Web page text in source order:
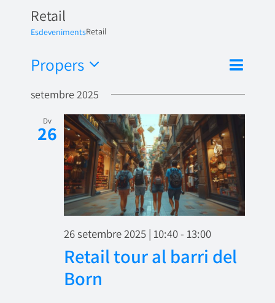
Retail
EsdevenimentsRetail
Vistes
de
Llista
Propers
una
data.
setembre 2025
Dv
26
26 setembre 2025 | 10:40- 13:00
Retail tour al barri del
Born